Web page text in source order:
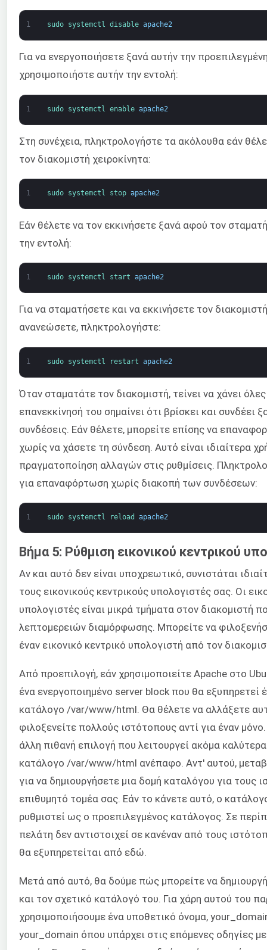
1 sudo systemctl disable apache2
Για να ενεργοποιήσετε ξανά αυτήν την
χρησιμοποιήστε αυτήν την εντολή:
1 sudo systemctl enable apache2
Στη συνέχεια, πληκτρολογήστε τα ακόλουθα εάν
τον διακομιστή χειροκίνητα:
1 sudo systemctl stop apache2
Εάν θέλετε να τον εκκινήσετε ξανά αφού τον
την εντολή:
1 sudo systemctl start apache2
Για να σταματήσετε και να εκκινήσετε τον
ανανεώσετε, πληκτρολογήστε:
1 sudo systemctl restart apache2
Όταν σταματάτε τον διακομιστή, τείνει να χάνει
επανεκκίνησή του σημαίνει ότι βρίσκει και συνδέει
συνδέσεις. Εάν θέλετε, μπορείτε επίσης να
χωρίς να χάσετε τη σύνδεση. Αυτό είναι ιδιαίτερα
πραγματοποίηση αλλαγών στις ρυθμίσεις.
για επαναφόρτωση χωρίς διακοπή των συνδέσεων:
1 sudo systemctl reload apache2
Βήμα 5: Ρύθμιση εικονικού κεντρικού
Αν και αυτό δεν είναι υποχρεωτικό, συνιστάται
τους εικονικούς κεντρικούς υπολογιστές σας. Οι
υπολογιστές είναι μικρά τμήματα στον διακομιστή
λεπτομερειών διαμόρφωσης. Μπορείτε να
έναν εικονικό κεντρικό υπολογιστή από τον
Από προεπιλογή, εάν χρησιμοποιείτε Apache στο
ένα ενεργοποιημένο server block που θα εξυπηρετεί
κατάλογο /var/www/html. Θα θέλετε να αλλάξετε
φιλοξενείτε πολλούς ιστότοπους αντί για έναν
άλλη πιθανή επιλογή που λειτουργεί ακόμα
κατάλογο /var/www/html ανέπαφο. Αντ' αυτού,
για να δημιουργήσετε μια δομή καταλόγου για τους
επιθυμητό τομέα σας. Εάν το κάνετε αυτό, ο
ρυθμιστεί ως ο προεπιλεγμένος κατάλογος. Σε
πελάτη δεν αντιστοιχεί σε κανέναν από τους
θα εξυπηρετείται από εδώ.
Μετά από αυτό, θα δούμε πώς μπορείτε να
και τον σχετικό κατάλογό του. Για χάρη αυτού του
χρησιμοποιήσουμε ένα υποθετικό όνομα,
your_domain όπου υπάρχει στις επόμενες οδηγίες